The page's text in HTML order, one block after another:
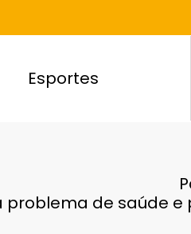
Esportes
problema de saúde